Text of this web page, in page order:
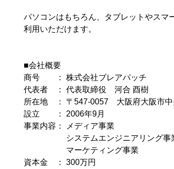
パソコンはもちろん、タブレットやスマ
利用いただけます。
■会社概要
商号 ： 株式会社ブレアパッチ
代表者 ： 代表取締役 河合 酉樹
所在地 ： 〒547-0057 大阪府大阪市中
設立 ： 2006年9月
事業内容： メディア事業
システムエンジニアリング事
マーケティング事業
資本金 ： 300万円